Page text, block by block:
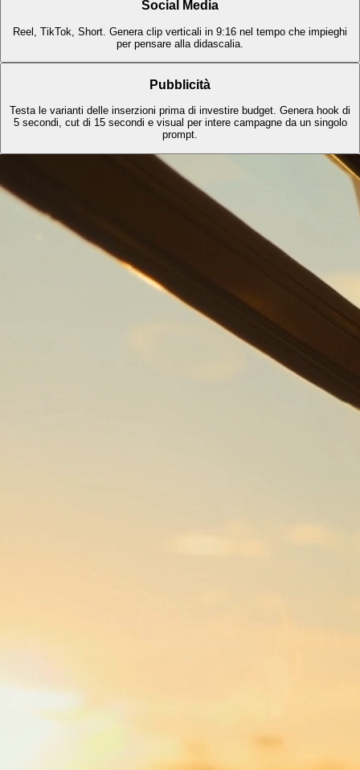
Social Media
Reel, TikTok, Short. Genera clip verticali in 9:16 nel tempo che impieghi
per pensare alla didascalia.
Pubblicità
Testa le varianti delle inserzioni prima di investire budget. Genera hook di
5 secondi, cut di 15 secondi e visual per intere campagne da un singolo
prompt.